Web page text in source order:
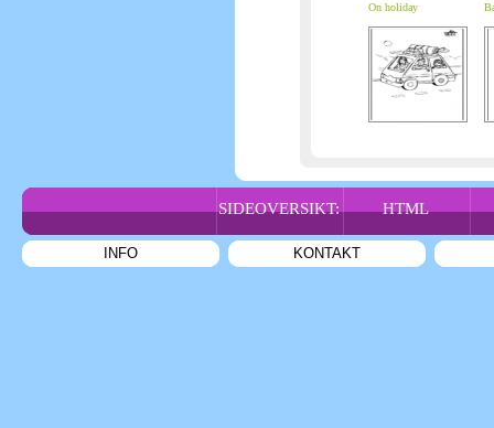
On holiday
SIDEOVERSIKT: HTML
INFO KONTAKT